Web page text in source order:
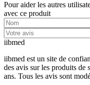
Pour aider les autres
avec ce produit
iibmed
iibmed est un site de
des avis sur les produits de
ans. Tous les avis sont